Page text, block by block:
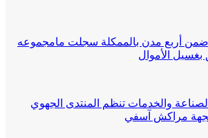
ضمن أربع مدن بالممكلة سجلت مامجموعه
والخدمات تنظم المنتدى الجهوي
بجهة مراكش آسفي